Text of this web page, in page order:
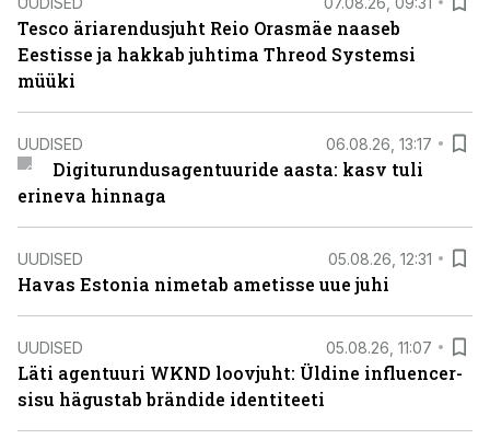
Tesco äriarendusjuht Reio Orasmäe naaseb
Eestisse ja hakkab juhtima Threod Systemsi
müüki
UUDISED 06.08.26, 13:17
Digiturundusagentuuride aasta: kasv tuli
erineva hinnaga
UUDISED 05.08.26, 12:31
Havas Estonia nimetab ametisse uue juhi
UUDISED 05.08.26, 11:07
Läti agentuuri WKND loovjuht: Üldine influencer-
sisu hägustab brändide identiteeti